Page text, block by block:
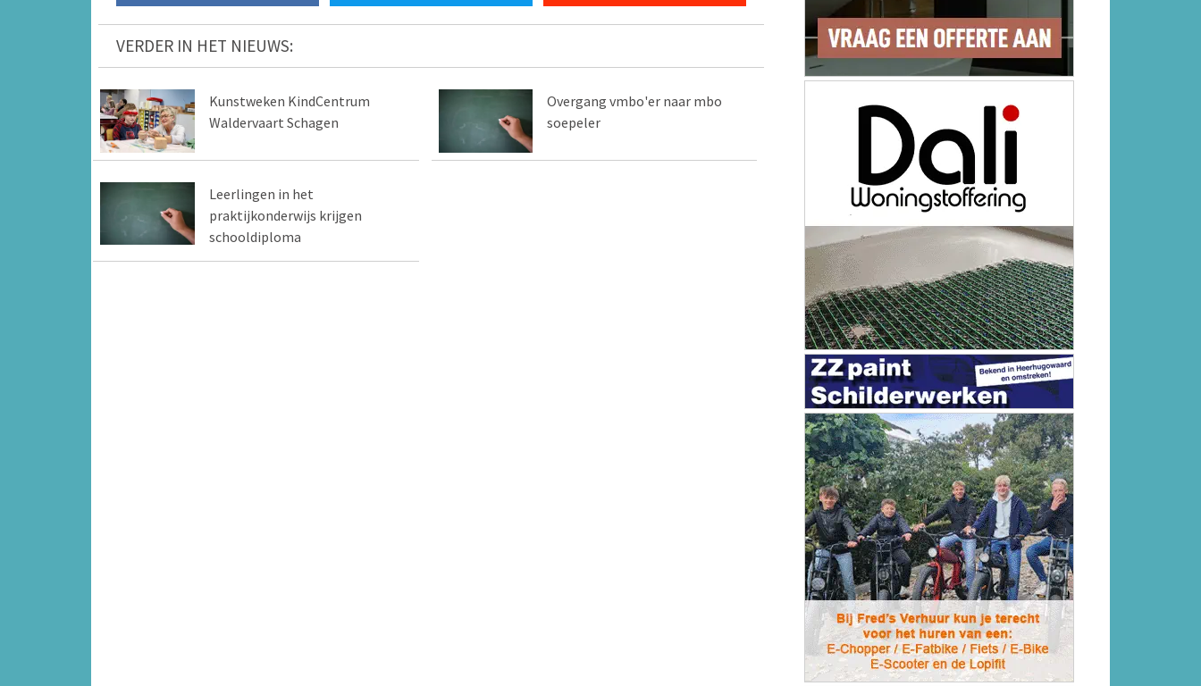
VERDER IN HET NIEUWS:
Kunstweken KindCentrum
Waldervaart Schagen
Overgang vmbo'er naar mbo
soepeler
Leerlingen in het
praktijkonderwijs krijgen
schooldiploma